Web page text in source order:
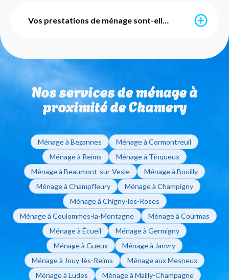
payez que 50% du montant de vos prestations. Ce
service est mis en place par l'URSSAF et notre agence
utiliser vos Chèques Emploi Service Universels (CESU)
pour régler vos factures de ménage à domicile.
Vos prestations de ménage sont-elles avec ou sans engagement ?
sans engagement de durée. Que vous ayez besoin
d'un ménage ponctuel ou régulier, vous restez libre de
modifier ou d'arrêter vos interventions sur simple
appel à votre agence de Reims.
Nos services de ménage à
proximité de Chamery
Ménage à Bezannes
Ménage à Cormontreuil
Ménage à Reims
Ménage à Tinqueux
Ménage à Beaumont-sur-Vesle
Ménage à Bouilly
Ménage à Champfleury
Ménage à Champigny
Ménage à Chigny-les-Roses
Ménage à Coulommes-la-Montagne
Ménage à Courmas
Ménage à Écueil
Ménage à Germigny
Ménage à Gueux
Ménage à Janvry
Ménage à Jouy-lès-Reims
Ménage aux Mesneux
Ménage à Ludes
Ménage à Mailly-Champagne